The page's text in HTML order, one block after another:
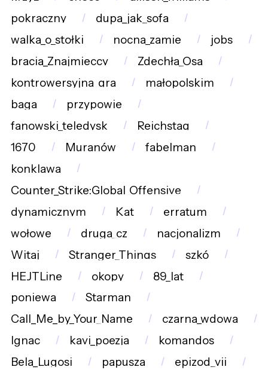
pokraczny
dupa_jak_sofa
walka_o_stołki
nocna_zamie
jobs
bracia_Znajmieccy
Zdechła_Osa
kontrowersyjna_gra
małopolskim
baga
przypowie
fanowski_teledysk
Reichstag
1670
Muranów
fabelman
konklawa
Counter_Strike:Global_Offensive
dynamicznym
Kat
erratum
wołowe
druga_cz
nacjonalizm
Witaj
Stranger_Things
szkó
HEJTLine
okopy
89_lat
poniewa
Starman
Call_Me_by_Your_Name
czarna_wdowa
Ignac
kavi_poezja
komandos
Bela_Lugosi
papusza
epizod_vii